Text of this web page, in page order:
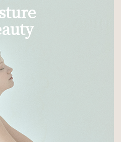
Posture Beauty
バスト、ウエストといった部分
先から頭までの姿勢ポジショ
お顔まですっきりと明るい印象